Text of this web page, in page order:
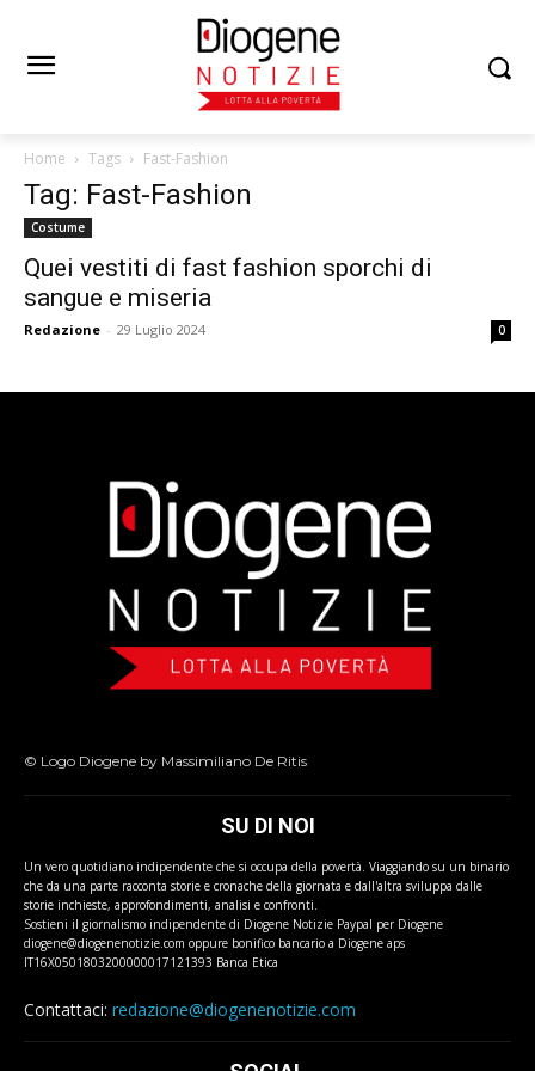
Home Tags Fast-Fashion
Tag: Fast-Fashion
Costume
Quei vestiti di fast fashion sporchi di
sangue e miseria
Redazione - 29 Luglio 2024 0
© Logo Diogene by Massimiliano De Ritis
SU DI NOI
Un vero quotidiano indipendente che si occupa della povertà. Viaggiando su un binario
che da una parte racconta storie e cronache della giornata e dall'altra sviluppa dalle
storie inchieste, approfondimenti, analisi e confronti.
Sostieni il giornalismo indipendente di Diogene Notizie Paypal per Diogene
diogene@diogenenotizie.com oppure bonifico bancario a Diogene aps
IT16X0501803200000017121393 Banca Etica
Contattaci: redazione@diogenenotizie.com